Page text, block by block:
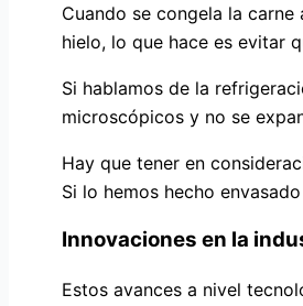
Cuando se congela la
hielo, lo que hace es evitar
Si hablamos de la
microscópicos y no se
Hay que tener en
Si lo hemos hecho
Innovaciones en la
Estos avances a nivel